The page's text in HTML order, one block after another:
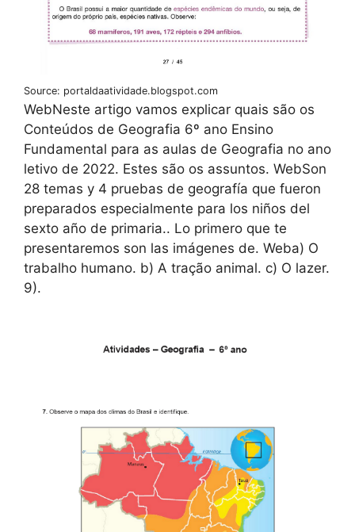
Source: portaldaatividade.blogspot.com
WebNeste artigo vamos explicar quais são os
Conteúdos de Geografia 6º ano Ensino
Fundamental para as aulas de Geografia no ano
letivo de 2022. Estes são os assuntos. WebSon
28 temas y 4 pruebas de geografía que fueron
preparados especialmente para los niños del
sexto año de primaria.. Lo primero que te
presentaremos son las imágenes de. Weba) O
trabalho humano. b) A tração animal. c) O lazer.
9).